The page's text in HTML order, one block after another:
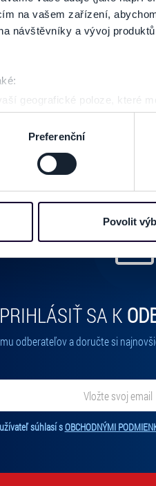
na vašem zařízení,
návštěvníky a vývoj
geografické poloze, které
aktivního skenování pro
vaše osobní údaje, a
v části Prohlášení o
aktivitě na našich
např. k analýze
níže. Možnosti
Preferenční
Povolit
PRIHLÁSIŤ SA K
odberateľov a doručte si
Vaša adresa nebude zdieľaná
súhlasí sOBCHODNÝMI